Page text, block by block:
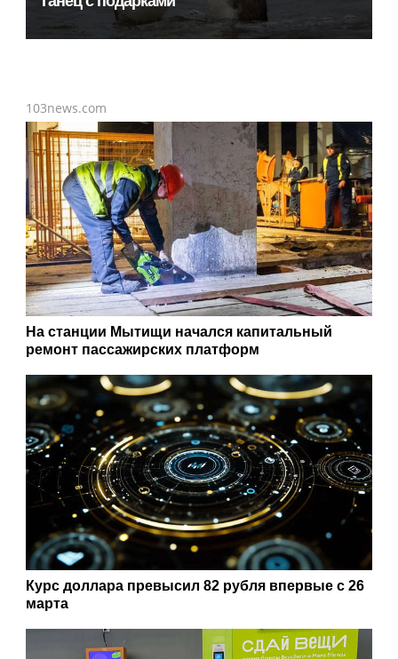
103news.com
На станции Мытищи начался капитальный
ремонт пассажирских платформ
Курс доллара превысил 82 рубля впервые с 26
марта